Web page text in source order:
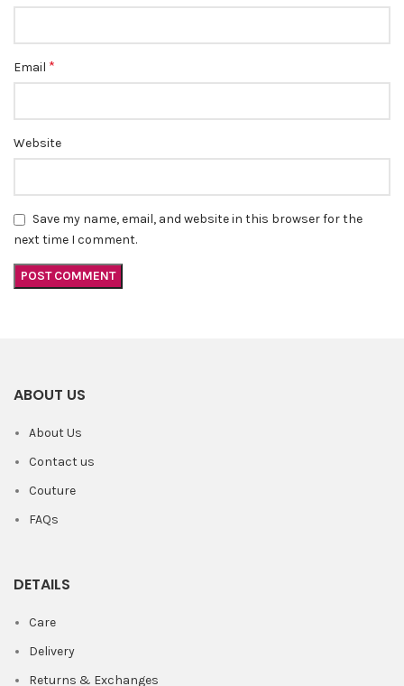
Email *
Website
Save my name, email, and website in this browser for the
next time I comment.
ABOUT US
About Us
Contact us
Couture
FAQs
DETAILS
Care
Delivery
Returns & Exchanges